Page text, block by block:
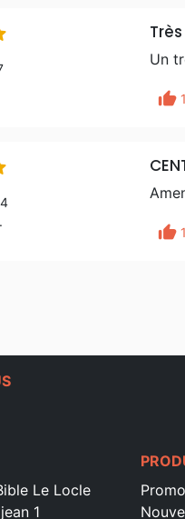
Un
thumb_up 1
thumb_up 1
Le Locle
1